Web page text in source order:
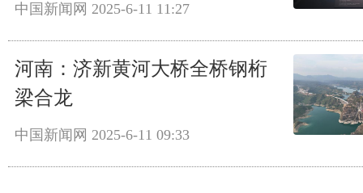
中国新闻网 2025-6-11 11:27
河南：济新黄河大桥全桥钢桁
梁合龙
中国新闻网 2025-6-11 09:33